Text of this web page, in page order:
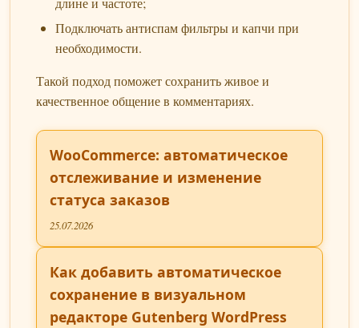
Подключать антиспам фильтры и капчи при
необходимости.
Такой подход поможет сохранить живое и
качественное общение в комментариях.
WooCommerce: автоматическое
отслеживание и изменение
статуса заказов
25.07.2026
Как добавить автоматическое
сохранение в визуальном
редакторе Gutenberg WordPress